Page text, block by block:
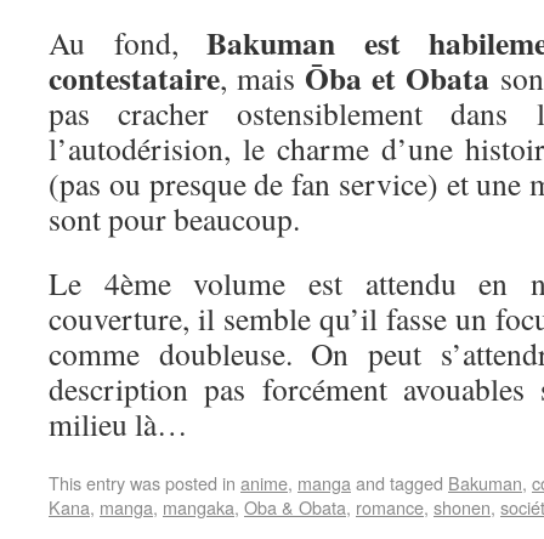
Au fond, Bakuman est
contestataire, mais Ōba et Obata
pas cracher ostensiblement dans
l’autodérision, le charme d’une
(pas ou presque de fan service) et une
sont pour beaucoup.
Le 4ème volume est attendu en
couverture, il semble qu’il fasse un
comme doubleuse. On peut
description pas forcément
milieu là…
This entry was posted in anime, manga and tagged Bakuman,
Kana, manga, mangaka, Oba & Obata, romance, shonen,